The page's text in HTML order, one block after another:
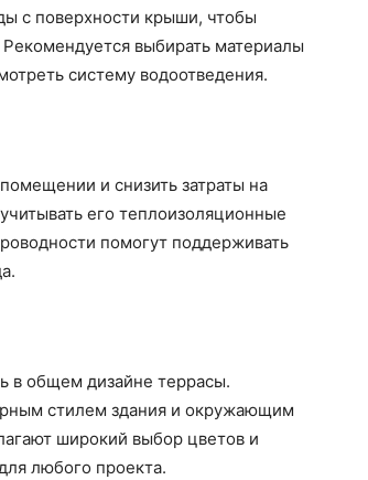
с поверхности крыши, чтобы
выбирать материалы
систему водоотведения.
и снизить затраты на
его теплоизоляционные
помогут поддерживать
в общем дизайне террасы.
стилем здания и окружающим
широкий выбор цветов и
любого проекта.